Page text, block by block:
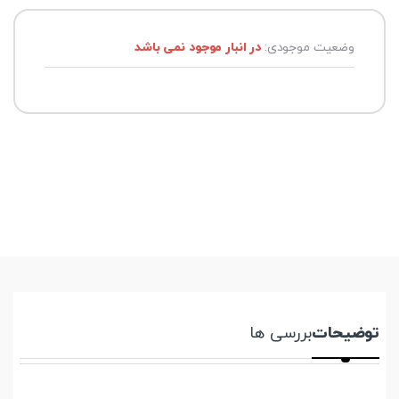
وضعیت موجودی:در انبار موجود نمی باشد
توضیحاتبررسی ها